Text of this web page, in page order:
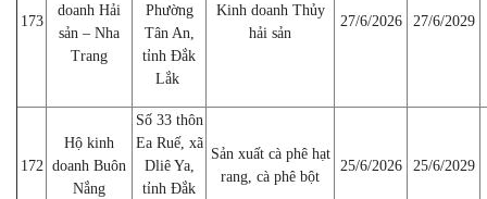
173
doanh Hải
sản – Nha
Trang
Phường
Tân An,
tỉnh Đắk
Lắk
Kinh doanh Thủy
hải sản
27/6/2026 27/6/2029
172
Hộ kinh
doanh Buôn
Nắng
Số 33 thôn
Ea Ruế, xã
Dliê Ya,
tỉnh Đắk
Sản xuất cà phê hạt
rang, cà phê bột
25/6/2026 25/6/2029